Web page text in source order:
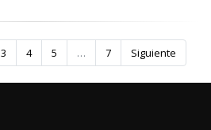
3 4 5 … 7 Siguiente